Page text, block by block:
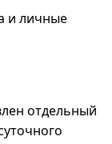
и личные
отдельный